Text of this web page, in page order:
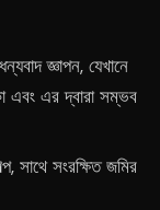
জ্ঞাপন, যেখানে
এবং এর দ্বারা সম্ভব
সাথে সংরক্ষিত জমির